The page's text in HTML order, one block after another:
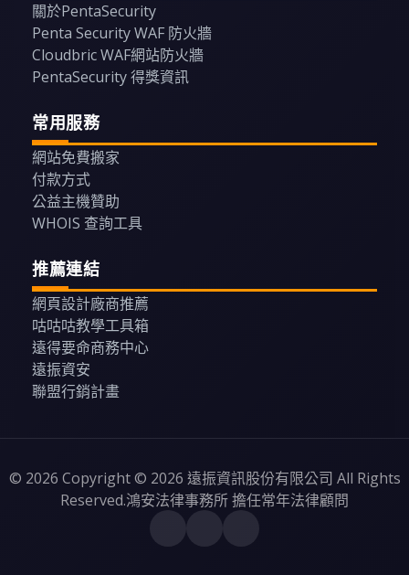
關於PentaSecurity
Penta Security WAF 防火牆
Cloudbric WAF網站防火牆
PentaSecurity 得獎資訊
常用服務
網站免費搬家
付款方式
公益主機贊助
WHOIS 查詢工具
推薦連結
網頁設計廠商推薦
咕咕咕教學工具箱
遠得要命商務中心
遠振資安
聯盟行銷計畫
© 2026 Copyright © 2026 遠振資訊股份有限公司 All Rights
Reserved.鴻安法律事務所 擔任常年法律顧問